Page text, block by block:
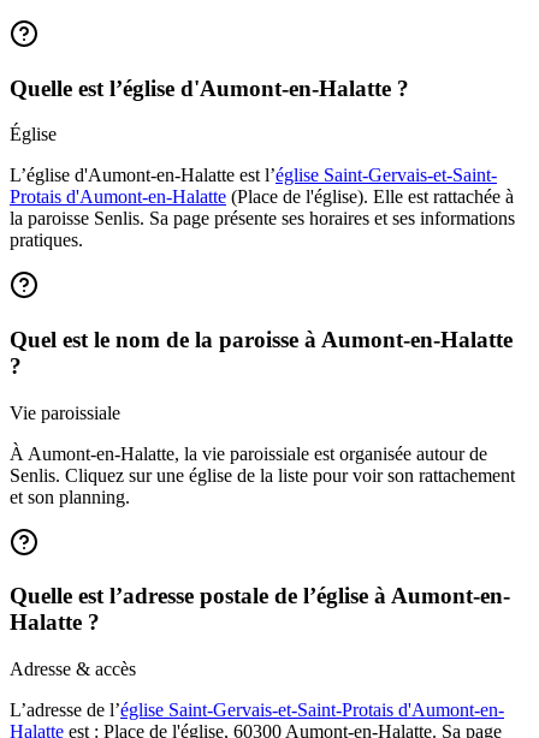
Quelle est l’église d'Aumont-en-Halatte ?
Église
L’église d'Aumont-en-Halatte est l’église Saint-Gervais-et-Saint-
Protais d'Aumont-en-Halatte (Place de l'église). Elle est rattachée à
la paroisse Senlis. Sa page présente ses horaires et ses informations
pratiques.
Quel est le nom de la paroisse à Aumont-en-Halatte
?
Vie paroissiale
À Aumont-en-Halatte, la vie paroissiale est organisée autour de
Senlis. Cliquez sur une église de la liste pour voir son rattachement
et son planning.
Quelle est l’adresse postale de l’église à Aumont-en-
Halatte ?
Adresse & accès
L’adresse de l’église Saint-Gervais-et-Saint-Protais d'Aumont-en-
Halatte est : Place de l'église, 60300 Aumont-en-Halatte. Sa page